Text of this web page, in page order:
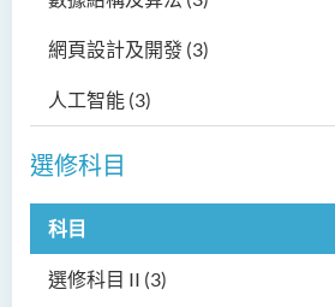
網頁設計及開發 (3)
人工智能 (3)
選修科目
科目
選修科目 II (3)